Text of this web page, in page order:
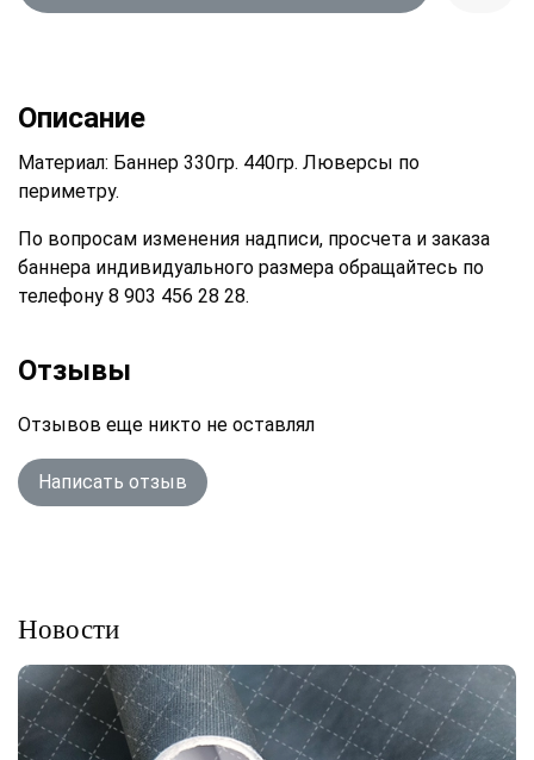
Описание
Материал: Баннер 330гр. 440гр. Люверсы по
периметру.
По вопросам изменения надписи, просчета и заказа
баннера индивидуального размера обращайтесь по
телефону 8 903 456 28 28.
Отзывы
Отзывов еще никто не оставлял
Написать отзыв
Новости